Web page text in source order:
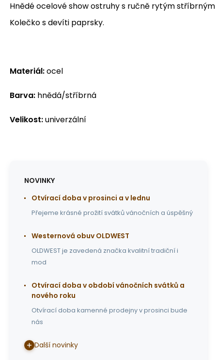
Hnědé ocelové show ostruhy s ručně rytým
Kolečko s devíti paprsky.
Materiál:ocel
Barva: hnědá/stříbrná
Velikost:univerzální
NOVINKY
Otvírací doba v prosinci a v lednu
Přejeme krásné prožití svátků vánočních a úspěšný
Westernová obuv OLDWEST
OLDWEST je zavedená značka kvalitní tradiční i
mod
Otvírací doba v období vánočních svátků a
nového roku
Otvírací doba kamenné prodejny v prosinci bude
nás
Další novinky